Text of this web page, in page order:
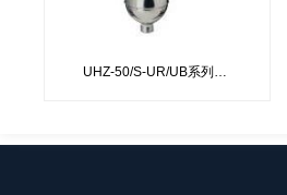
UHZ-50/S-UR/UB系列插入式磁性浮球液位变送器